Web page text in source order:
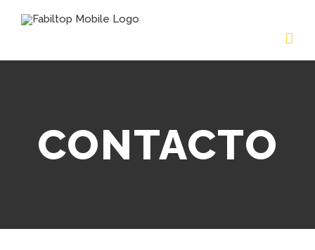
CONTACTO